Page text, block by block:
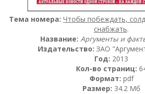
Тема номера: Чтобы побеждать,
снабжать.
Название: Аргументы и
Издательство: ЗАО
Год: 2013
Кол-во страниц:
Формат: pdf
Размер: 34.2 Мб